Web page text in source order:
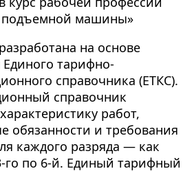
машины»
на основе
тарифно-
справочника (ЕТКС).
справочник
работ,
обязанности и требования
каждого разряда — как
го по 6-й. Единый тарифный